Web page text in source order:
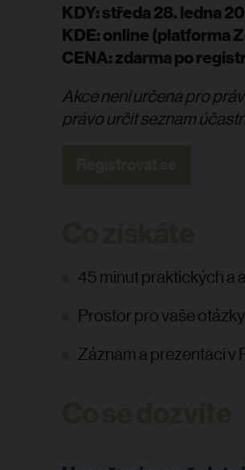
KDY: středa 28. ledna
KDE: online (platforma
CENA: zdarma po
Akce není určena pro
právo určit seznam
45 minut praktických a
Prostor pro vaše otázky
Záznam a prezentaci v